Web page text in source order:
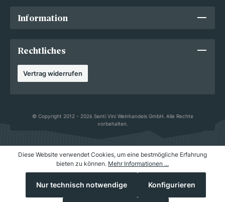
Information
Rechtliches
Vertrag widerrufen
© Copyright 2012 - 2026 Senti Vini Weinhandels GmbH. Alle Rechte
vorbehalten.
Diese Website verwendet Cookies, um eine bestmögliche Erfahrung
bieten zu können. Mehr Informationen ...
Nur technisch notwendige Konfigurieren